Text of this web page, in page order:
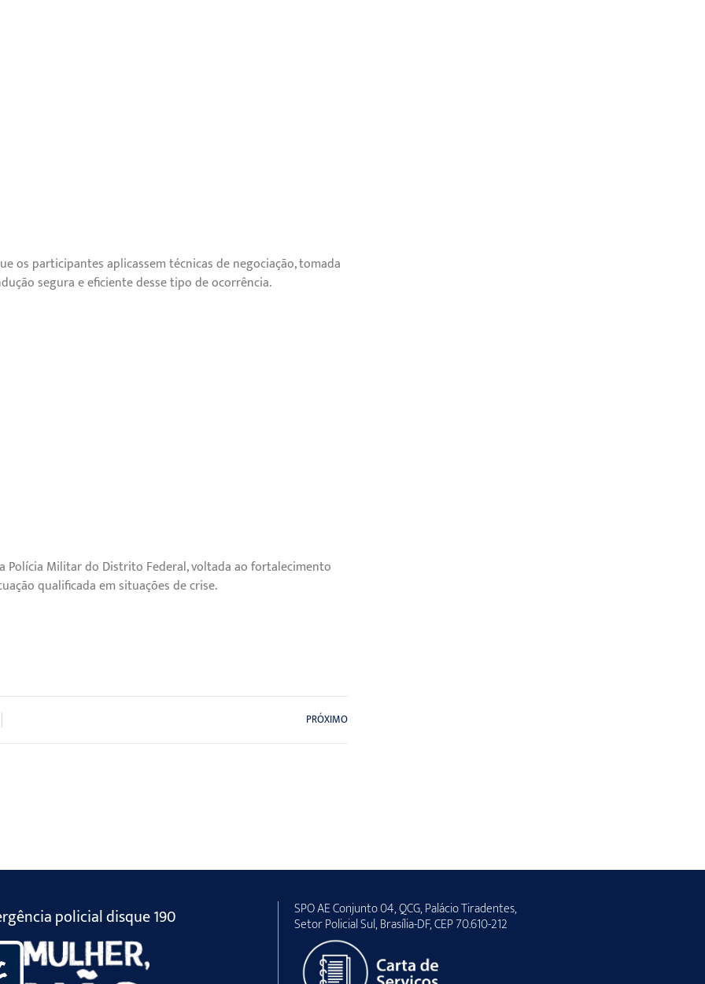
os participantes aplicassem técnicas de negociação, tomada
segura e eficiente desse tipo de ocorrência.
Militar do Distrito Federal, voltada ao fortalecimento
qualificada em situações de crise.
PRÓXIMO
policial disque 190 SPO AE Conjunto 04, QCG, Palácio Tiradentes,
Setor Policial Sul, Brasília-DF, CEP 70.610-212